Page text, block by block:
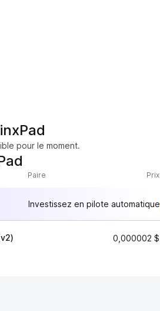
pour le moment.
Paire Prix
Investissez en pilote automatique
0,000002 $